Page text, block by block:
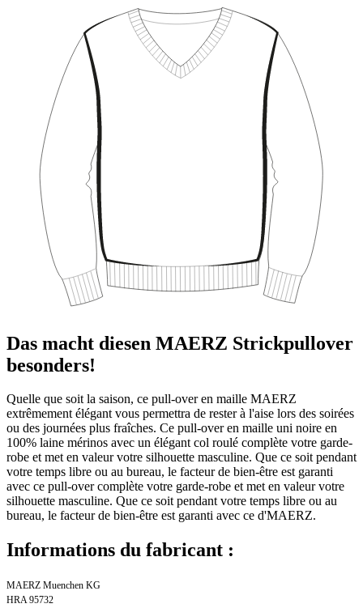
Das macht diesen MAERZ Strickpullover
besonders!
Quelle que soit la saison, ce pull-over en maille MAERZ
extrêmement élégant vous permettra de rester à l'aise lors des soirées
ou des journées plus fraîches. Ce pull-over en maille uni noire en
100% laine mérinos avec un élégant col roulé complète votre garde-
robe et met en valeur votre silhouette masculine. Que ce soit pendant
votre temps libre ou au bureau, le facteur de bien-être est garanti
avec ce pull-over complète votre garde-robe et met en valeur votre
silhouette masculine. Que ce soit pendant votre temps libre ou au
bureau, le facteur de bien-être est garanti avec ce d'MAERZ.
Informations du fabricant :
MAERZ Muenchen KG
HRA 95732